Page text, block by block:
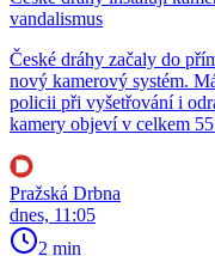
vandalismus
České dráhy začaly do
nový kamerový systém.
policii při vyšetřování i
kamery objeví v celkem
Pražská Drbna
dnes, 11:05
2 min